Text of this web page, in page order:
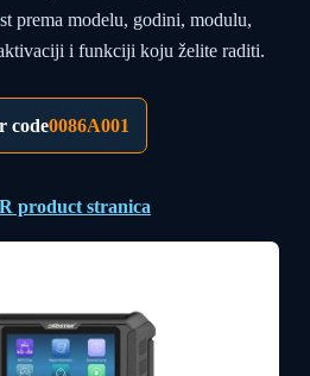
prema modelu, godini, modulu,
i funkciji koju želite raditi.
code0086A001
product stranica